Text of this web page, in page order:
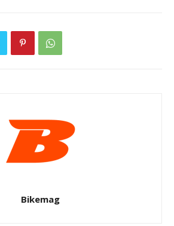
Bikemag